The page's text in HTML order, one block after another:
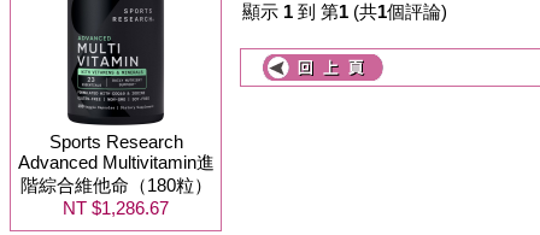
Sports Research
Advanced Multivitamin進
階綜合維他命（180粒）
NT $1,286.67
顯示 1 到 第1 (共1個評論)